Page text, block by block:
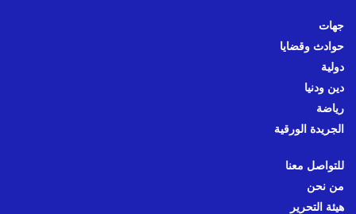
جهات
حوادث وقضايا
دولية
دين ودنيا
رياضة
الجريدة الورقية
للتواصل معنا
من نحن
هيئة التحرير